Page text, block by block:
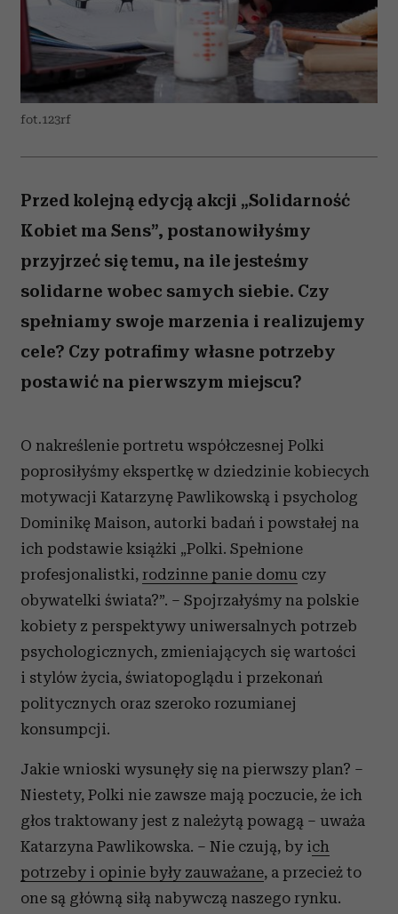
fot.123rf
Przed kolejną edycją akcji „Solidarność
Kobiet ma Sens”, postanowiłyśmy
przyjrzeć się temu, na ile jesteśmy
solidarne wobec samych siebie. Czy
spełniamy swoje marzenia i realizujemy
cele? Czy potrafimy własne potrzeby
postawić na pierwszym miejscu?
O nakreślenie portretu współczesnej Polki
poprosiłyśmy ekspertkę w dziedzinie kobiecych
motywacji Katarzynę Pawlikowską i psycholog
Dominikę Maison, autorki badań i powstałej na
ich podstawie książki „Polki. Spełnione
profesjonalistki, rodzinne panie domu czy
obywatelki świata?”. – Spojrzałyśmy na polskie
kobiety z perspektywy uniwersalnych potrzeb
psychologicznych, zmieniających się wartości
i stylów życia, światopoglądu i przekonań
politycznych oraz szeroko rozumianej
konsumpcji.
Jakie wnioski wysunęły się na pierwszy plan? –
Niestety, Polki nie zawsze mają poczucie, że ich
głos traktowany jest z należytą powagą – uważa
Katarzyna Pawlikowska. – Nie czują, by ich
potrzeby i opinie były zauważane, a przecież to
one są główną siłą nabywczą naszego rynku.